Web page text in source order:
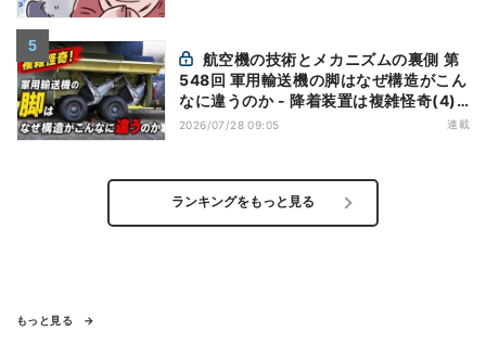
548回 軍用輸送機の脚はなぜ構造がこん
なに違うのか - 降着装置は複雑怪奇(4)|
軍用輸送機(9)
2026/07/28 09:05 連載
ランキングをもっと見る
もっと見る